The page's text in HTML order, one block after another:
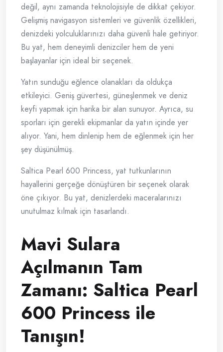
değil, aynı zamanda teknolojisiyle de dikkat çekiyor.
Gelişmiş navigasyon sistemleri ve güvenlik özellikleri,
denizdeki yolculuklarınızı daha güvenli hale getiriyor.
Bu yat, hem deneyimli denizciler hem de yeni
başlayanlar için ideal bir seçenek.
Yatın sunduğu eğlence olanakları da oldukça
etkileyici. Geniş güvertesi, güneşlenmek ve deniz
keyfi yapmak için harika bir alan sunuyor. Ayrıca, su
sporları için gerekli ekipmanlar da yatın içinde yer
alıyor. Yani, hem dinlenip hem de eğlenmek için her
şey düşünülmüş.
Saltica Pearl 600 Princess, yat tutkunlarının
hayallerini gerçeğe dönüştüren bir seçenek olarak
öne çıkıyor. Bu yat, denizlerdeki maceralarınızı
unutulmaz kılmak için tasarlandı.
Mavi Sulara
Açılmanın Tam
Zamanı: Saltica Pearl
600 Princess ile
Tanışın!